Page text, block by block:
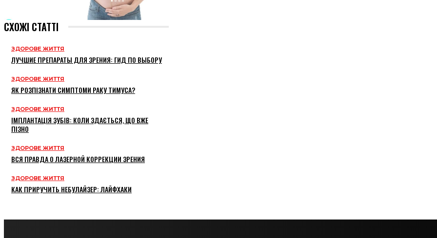
СХОЖІ СТАТТІ
ЗДОРОВЕ ЖИТТЯ
ЛУЧШИЕ ПРЕПАРАТЫ ДЛЯ ЗРЕНИЯ: ГИД ПО ВЫБОРУ
ЗДОРОВЕ ЖИТТЯ
ЯК РОЗПІЗНАТИ СИМПТОМИ РАКУ ТИМУСА?
ЗДОРОВЕ ЖИТТЯ
ІМПЛАНТАЦІЯ ЗУБІВ: КОЛИ ЗДАЄТЬСЯ, ЩО ВЖЕ
ПІЗНО
ЗДОРОВЕ ЖИТТЯ
ВСЯ ПРАВДА О ЛАЗЕРНОЙ КОРРЕКЦИИ ЗРЕНИЯ
ЗДОРОВЕ ЖИТТЯ
КАК ПРИРУЧИТЬ НЕБУЛАЙЗЕР: ЛАЙФХАКИ